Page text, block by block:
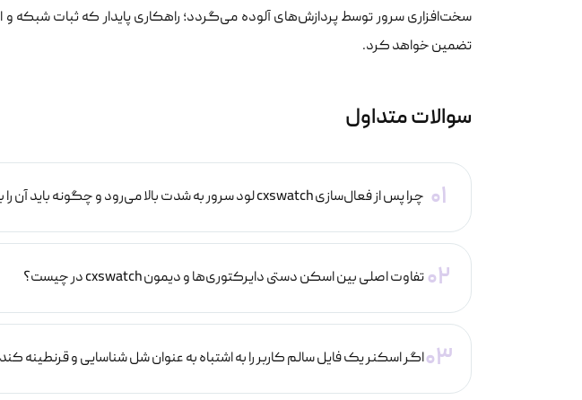
سخت‌افزاری سرور توسط پردازش‌های آلوده می‌گردد؛ راهکاری پایدار که ثبات شبکه و
تضمین خواهد کرد.
سوالات متداول
01 چرا پس از فعال‌سازی cxswatch لود سرور به شدت بالا می‌رود و چگونه باید آن را بهینه‌سازی کرد؟
02تفاوت اصلی بین اسکن دستی دایرکتوری‌ها و دیمون cxswatch در چیست؟
03اگر اسکنر یک فایل سالم کاربر را به اشتباه به عنوان شل شناسایی و قرنطینه